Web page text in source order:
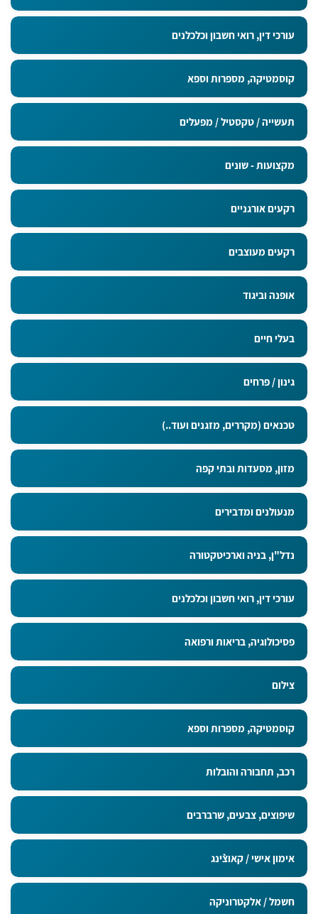
עורכי דין, רואי חשבון וכלכלנים
קוסמטיקה, מספרות וספא
תעשייה / טקסטיל / מפעלים
מקצועות - שונים
רקעים אורגניים
רקעים מעוצבים
אופנה וביגוד
בעלי חיים
גינון / פרחים
טכנאים (מקררים, מזגנים ועוד..)
מזון, מסעדות ובתי קפה
מנעולנים ומדבירים
נדל"ן, בניה וארכיטקטורה
עורכי דין, רואי חשבון וכלכלנים
פסיכולוגיה, בריאות ורפואה
צילום
קוסמטיקה, מספרות וספא
רכב, תחבורה והובלות
שיפוצים, צבעים, שרברבים
אימון אישי / קאוצ`ינג
חשמל / אלקטרוניקה